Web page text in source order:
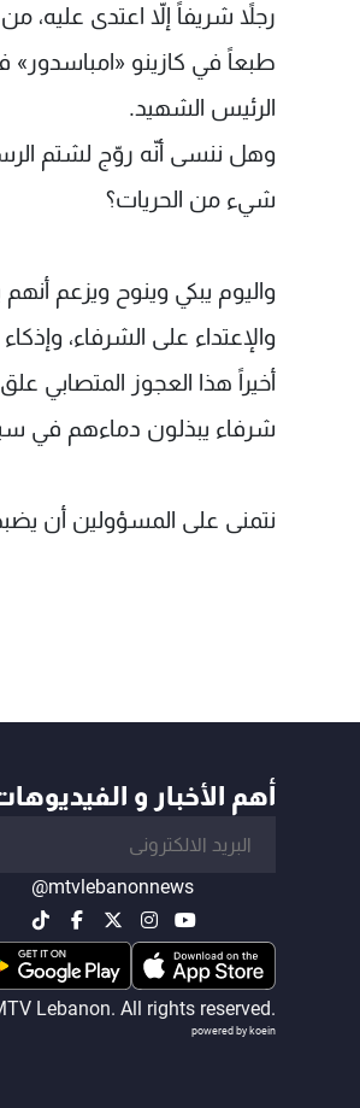
رجلاً شريفاً إلاّ اعتدى
طبعاً في كازينو «امباسدور»
الرئيس الشهيد.
وهل ننسى أنّه روّج لشتم
شيء من الحريات؟
واليوم يبكي وينوح ويزعم
والإعتداء على الشرفاء،
أخيراً هذا العجوز
شرفاء يبذلون دماءهم في
نتمنى على المسؤولين أن
أهم الأخبار و
@mtvlebanonnews
Lebanon. All rights reserved.
powered by koein